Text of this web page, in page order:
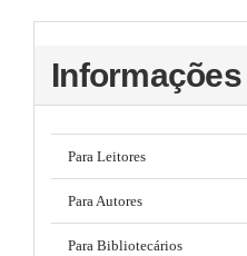
Informações
Para Leitores
Para Autores
Para Bibliotecários